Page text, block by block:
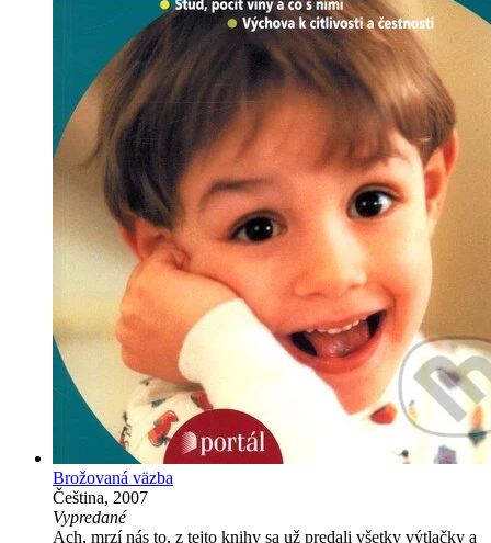
Brožovaná väzba
Čeština, 2007
Vypredané
Ach, mrzí nás to, z tejto knihy sa už predali všetky výtlačky a